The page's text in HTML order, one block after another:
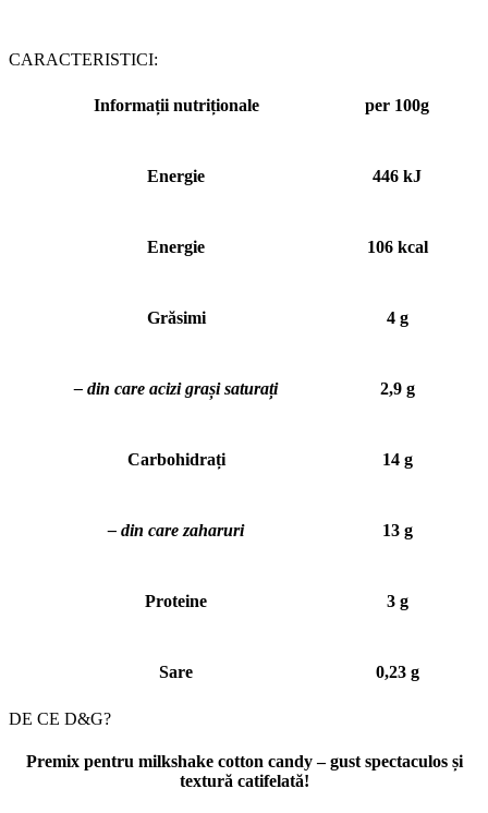
CARACTERISTICI:
Informații nutriționale per 100g
Energie 446 kJ
Energie 106 kcal
Grăsimi 4 g
– din care acizi grași saturați 2,9 g
Carbohidrați 14 g
– din care zaharuri 13 g
Proteine 3 g
Sare 0,23 g
DE CE D&G?
Premix pentru milkshake cotton candy– gust spectaculos și
textură catifelată!